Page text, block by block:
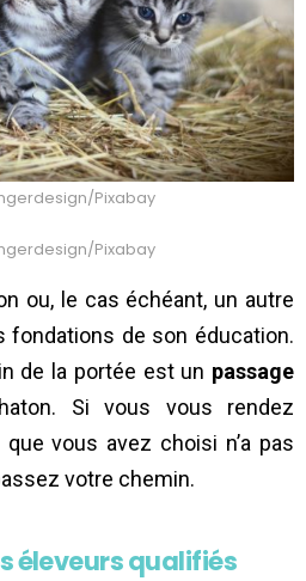
Pixabay
Pixabay
ou, le cas échéant, un autre
fondations de son éducation.
de la portée est un passage
Si vous vous rendez
vous avez choisi n’a pas
votre chemin.
éleveurs qualifiés